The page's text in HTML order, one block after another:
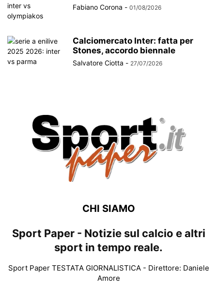
Fabiano Corona - 01/08/2026
Calciomercato Inter: fatta per
Stones, accordo biennale
Salvatore Ciotta - 27/07/2026
CHI SIAMO
Sport Paper - Notizie sul calcio e altri
sport in tempo reale.
Sport Paper TESTATA GIORNALISTICA - Direttore: Daniele
Amore